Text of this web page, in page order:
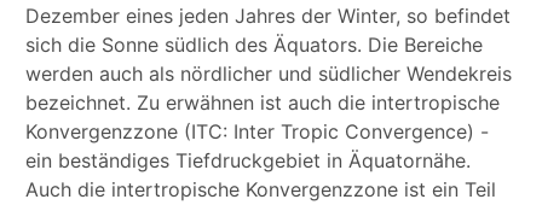
Dezember eines jeden Jahres der Winter, so befindet
sich die Sonne südlich des Äquators. Die Bereiche
werden auch als nördlicher und südlicher Wendekreis
bezeichnet. Zu erwähnen ist auch die intertropische
Konvergenzzone (ITC: Inter Tropic Convergence) -
ein beständiges Tiefdruckgebiet in Äquatornähe.
Auch die intertropische Konvergenzzone ist ein Teil